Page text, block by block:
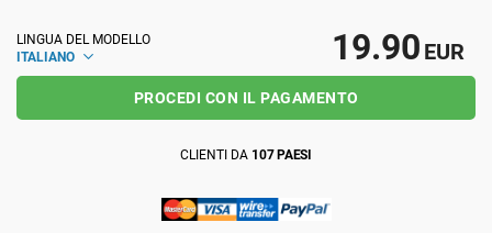
AS9100
Settore Automotive
LINGUA DEL MODELLO
ITALIANO
19.90 EUR
PROCEDI CON IL PAGAMENTO
CLIENTI DA 107 PAESI